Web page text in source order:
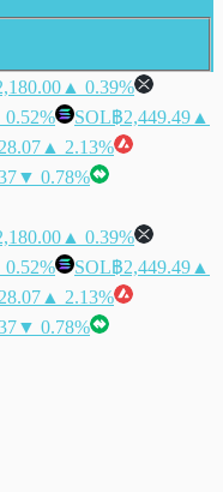
▲ 0.39%
SOL฿2,449.49 ▲
▲ 2.13%
▼ 0.78%
▲ 0.39%
SOL฿2,449.49 ▲
▲ 2.13%
▼ 0.78%